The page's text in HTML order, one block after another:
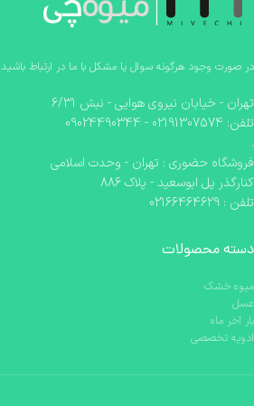
در صورت وجود هرگونه سوال یا مشکل با ما در ارتباط باشید
تهران - خیابان نیروی هوایی - نبش 6/31
تلفن: 02191307574 - 09024490344
.
فروشگاه حضوری : تهران - وحدت اسلامی
کنارگذر پل ابوسعید - پلاک 886
تلفن : 02166464629
دسته محصولات
میوه خشک
عسل
بار آخر ماه
ادویه تخصصی